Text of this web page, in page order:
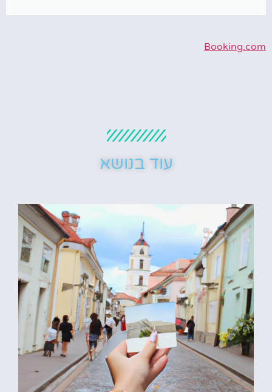
Booking.com
עוד בנושא